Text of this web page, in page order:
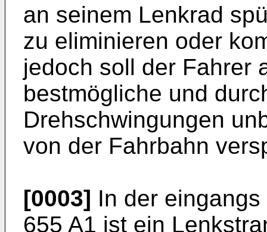
an seinem Lenkrad
zu eliminieren oder
jedoch soll der Fahrer
bestmögliche und
Drehschwingungen
von der Fahrbahn
[0003] In der
655 A1 ist ein